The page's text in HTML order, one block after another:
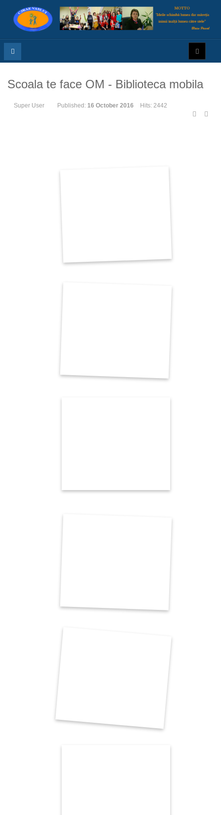
Scoala te face OM - Biblioteca mobila
Super User Published: 16 October 2016 Hits: 2442